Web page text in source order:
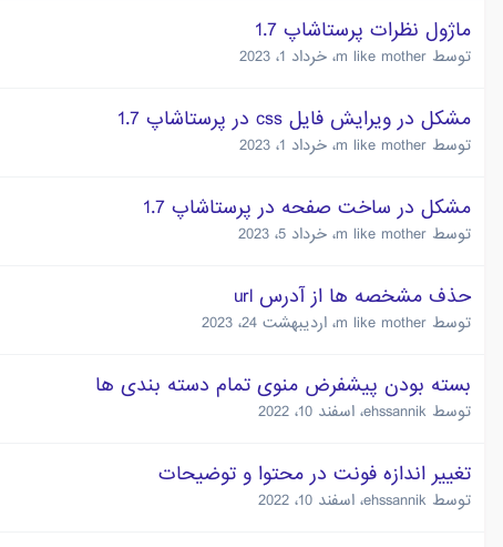
ماژول نظرات پرستاشاپ 1.7
توسط m like mother، خرداد 1، 2023
مشکل در ویرایش فایل css در پرستاشاپ 1.7
توسط m like mother، خرداد 1، 2023
مشکل در ساخت صفحه در پرستاشاپ 1.7
توسط m like mother، خرداد 5، 2023
حذف مشخصه ها از آدرس url
توسط m like mother، اردیبهشت 24، 2023
بسته بودن پیشفرض منوی تمام دسته بندی ها
توسط ehssannik، اسفند 10، 2022
تغییر اندازه فونت در محتوا و توضیحات
توسط ehssannik، اسفند 10، 2022